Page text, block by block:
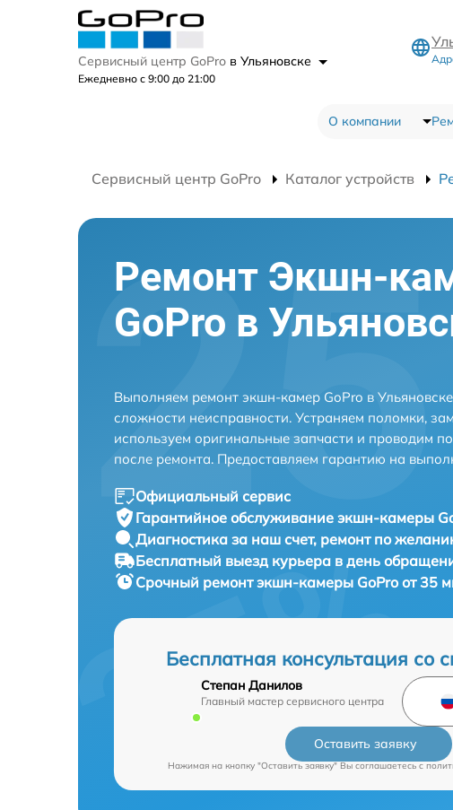
Сервисный центр GoPro в Ульяновске
Ежедневно с 9:00 до 21:00
О компании
Сервисный центр GoPro Каталог устройств
Ремонт Экшн-
GoPro в
Выполняем ремонт экшн-камер GoPro в
сложности неисправности. Устраняем поломки,
используем оригинальные запчасти и проводим
после ремонта. Предоставляем гарантию на
Официальный сервис
Гарантийное обслуживание экшн-камеры
Диагностика за наш счет, ремонт по
Бесплатный выезд курьера в день
Срочный ремонтэкшн-камеры GoPro от 35
Бесплатная консультация со
Степан Данилов
Главный мастер сервисного центра
Оставить заявку
Нажимая на кнопку "Оставить заявку" Вы соглашаетесь c